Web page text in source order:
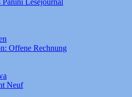
Lesejournal
Offene Rechnung
Neuf